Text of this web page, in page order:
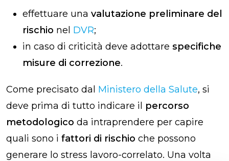
effettuare una valutazione preliminare del
rischio nel DVR;
in caso di criticità deve adottare specifiche
misure di correzione.
Come precisato dal Ministero della Salute, si
deve prima di tutto indicare il percorso
metodologico da intraprendere per capire
quali sono i fattori di rischio che possono
generare lo stress lavoro-correlato. Una volta